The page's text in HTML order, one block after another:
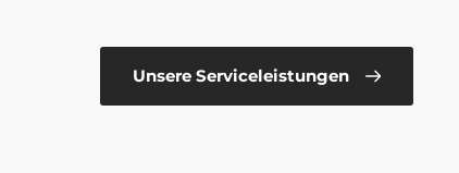
Unsere Serviceleistungen